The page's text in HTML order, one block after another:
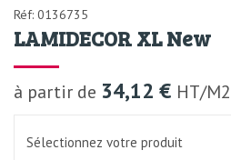
Réf: 0136735
LAMIDECOR XL New
à partir de 34,12 € HT/M2
Sélectionnez votre produit